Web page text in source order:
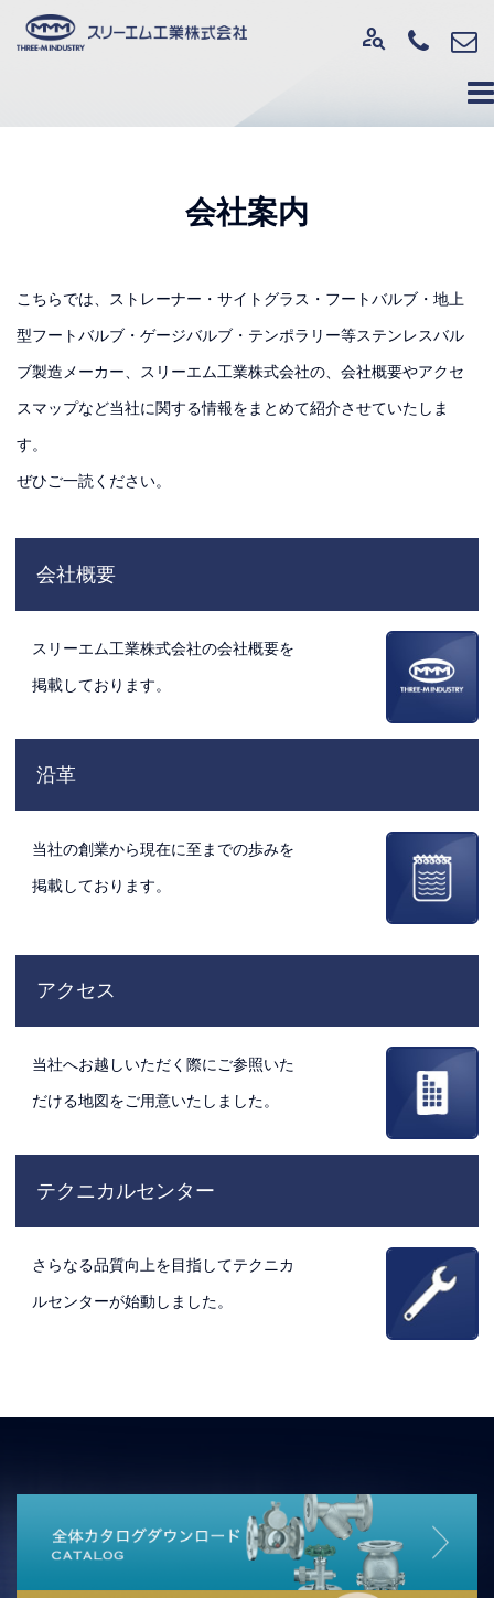
person_search
会社案内
こちらでは、ストレーナー・サイトグラス・フートバルブ・地上
型フートバルブ・ゲージバルブ・テンポラリー等ステンレスバル
ブ製造メーカー、スリーエム工業株式会社の、会社概要やアクセ
スマップなど当社に関する情報をまとめて紹介させていたしま
す。
ぜひご一読ください。
会社概要
スリーエム工業株式会社の会社概要を
掲載しております。
沿革
当社の創業から現在に至までの歩みを
掲載しております。
アクセス
当社へお越しいただく際にご参照いた
だける地図をご用意いたしました。
テクニカルセンター
さらなる品質向上を目指してテクニカ
ルセンターが始動しました。